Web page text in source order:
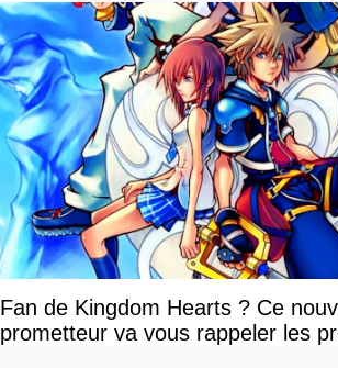
Fan de Kingdom Hearts ? Ce
prometteur va vous rappeler les